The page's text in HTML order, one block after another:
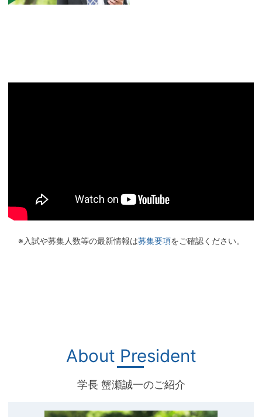
※入試や募集人数等の最新情報は募集要項をご確認ください。
About President
学長 蟹瀬誠一のご紹介